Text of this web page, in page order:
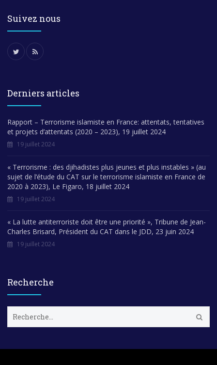
Suivez nous
Derniers articles
Rapport – Terrorisme islamiste en France: attentats, tentatives
et projets d’attentats (2020 – 2023), 19 juillet 2024
19 juillet 2024
« Terrorisme : des djihadistes plus jeunes et plus instables » (au
sujet de l’étude du CAT sur le terrorisme islamiste en France de
2020 à 2023), Le Figaro, 18 juillet 2024
19 juillet 2024
« La lutte antiterroriste doit être une priorité », Tribune de Jean-
Charles Brisard, Président du CAT dans le JDD, 23 juin 2024
19 juillet 2024
Recherche
c
e